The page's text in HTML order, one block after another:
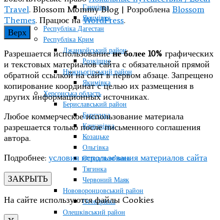
Ганнівка
Якимівка
Республіка Дагестан
Республіка Крим
Джанкойський район
Розкішне
Нижньогірський район
Якимівка
Херсонська область
Бериславський район
Бургунка
Качкарівка
Козацьке
Ольгівка
Отрадокам’янка
Тягинка
Червоний Маяк
Нововоронцовський район
Осокорівка
Олешківський район
Travel. Blossom Mommy Blog | Розроблена Blossom
Themes. Працює наWordPress.
Верх
Разрешается использованиене более 10% графических
и текстовых материалов сайта с обязательной прямой
обратной ссылкой на сайт в первом абзаце. Запрещено
копирование координат с целью их размещения в
других информационных источниках.
Любое коммерческое использование материала
разрешается только после письменного соглашения
автора.
Подробнее: условия использования материалов сайта
ЗАКРЫТЬ
На сайте используются файлы Cookies